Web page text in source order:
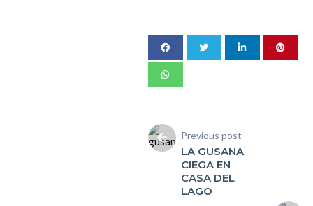
Previous post
LA GUSANA
CIEGA EN
CASA DEL
LAGO